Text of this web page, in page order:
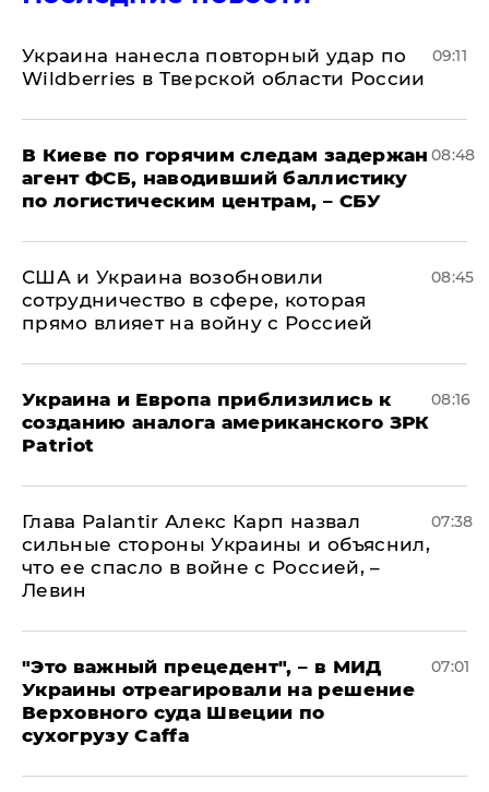
Украина нанесла повторный удар по
Wildberries в Тверской области России
09:11
В Киеве по горячим следам задержан
агент ФСБ, наводивший баллистику
по логистическим центрам, – СБУ
08:48
США и Украина возобновили
сотрудничество в сфере, которая
прямо влияет на войну с Россией
08:45
Украина и Европа приблизились к
созданию аналога американского ЗРК
Patriot
08:16
Глава Palantir Алекс Карп назвал
сильные стороны Украины и объяснил,
что ее спасло в войне с Россией, –
Левин
07:38
"Это важный прецедент", – в МИД
Украины отреагировали на решение
Верховного суда Швеции по
сухогрузу Caffa
07:01